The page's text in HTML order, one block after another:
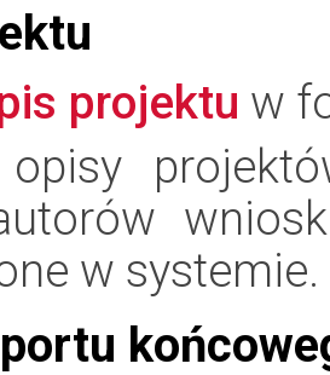
projektu w
w systemie.